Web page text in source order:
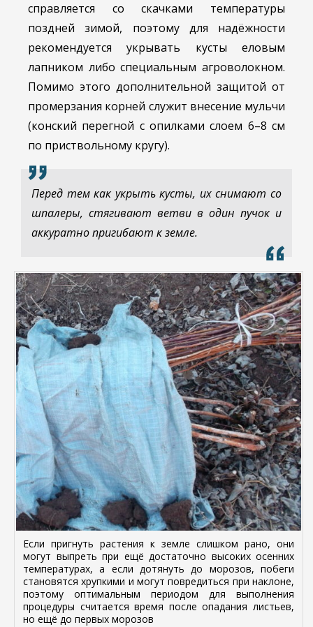
справляется со скачками температуры
поздней зимой, поэтому для надёжности
рекомендуется укрывать кусты еловым
лапником либо специальным агроволокном.
Помимо этого дополнительной защитой от
промерзания корней служит внесение мульчи
(конский перегной с опилками слоем 6–8 см
по приствольному кругу).
Перед тем как укрыть кусты, их снимают со
шпалеры, стягивают ветви в один пучок и
аккуратно пригибают к земле.
Если пригнуть растения к земле слишком рано, они
могут выпреть при ещё достаточно высоких осенних
температурах, а если дотянуть до морозов, побеги
становятся хрупкими и могут повредиться при наклоне,
поэтому оптимальным периодом для выполнения
процедуры считается время после опадания листьев,
но ещё до первых морозов